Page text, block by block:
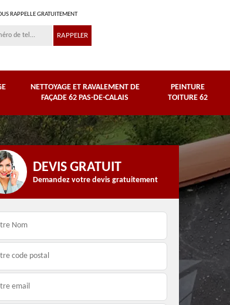
RAPPELLE GRATUITEMENT
NETTOYAGE ET RAVALEMENT DE
FAÇADE 62 PAS-DE-CALAIS
PEINTURE
TOITURE 62
62 Pas-de-Calais
Peinture toiture 62
DEVIS GRATUIT
Demandez votre devis gratuitement